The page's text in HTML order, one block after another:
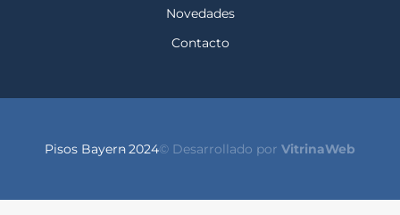
Novedades
Contacto
Pisos Bayern- 2024© Desarrollado por VitrinaWeb